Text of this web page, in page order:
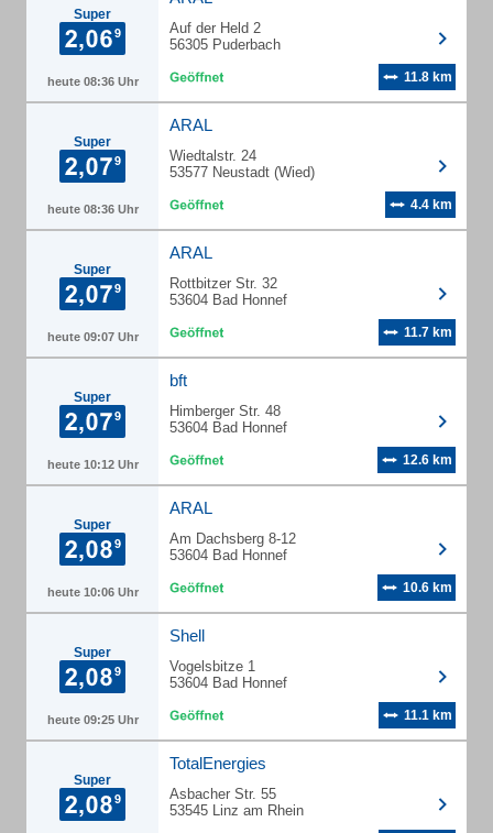
Super
heute 08:36 Uhr
Auf der Held 2
56305 Puderbach
11.8 km
Super
heute 08:36 Uhr
ARAL
Wiedtalstr. 24
53577 Neustadt (Wied)
4.4 km
Super
heute 09:07 Uhr
ARAL
Rottbitzer Str. 32
53604 Bad Honnef
11.7 km
Super
heute 10:12 Uhr
bft
Himberger Str. 48
53604 Bad Honnef
12.6 km
Super
heute 10:06 Uhr
ARAL
Am Dachsberg 8-12
53604 Bad Honnef
10.6 km
Super
heute 09:25 Uhr
Shell
Vogelsbitze 1
53604 Bad Honnef
11.1 km
Super
TotalEnergies
Asbacher Str. 55
53545 Linz am Rhein